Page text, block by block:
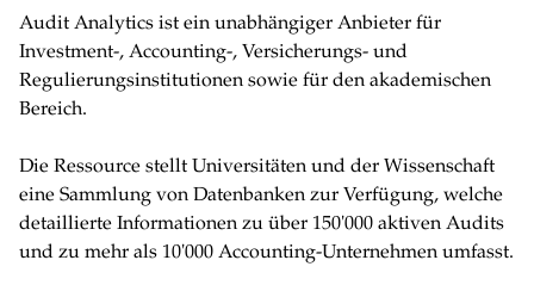
Audit Analytics ist ein unabhängiger Anbieter für
Investment-, Accounting-, Versicherungs- und
Regulierungsinstitutionen sowie für den akademischen
Bereich.
Die Ressource stellt Universitäten und der Wissenschaft
eine Sammlung von Datenbanken zur Verfügung, welche
detaillierte Informationen zu über 150'000 aktiven Audits
und zu mehr als 10'000 Accounting-Unternehmen umfasst.